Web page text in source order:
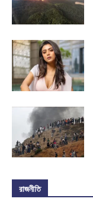
রাজনীতি